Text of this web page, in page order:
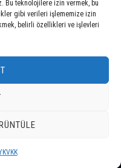
Bu teknolojilere izin vermek, bu
gibi verileri işlememize izin
belirli özellikleri ve işlevleri
KVKK